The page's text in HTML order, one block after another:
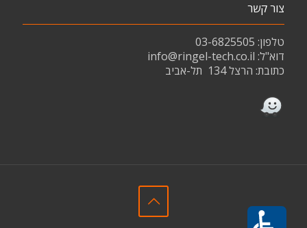
צור קשר
טלפון: 03-6825505
דוא"ל: info@ringel-tech.co.il
כתובת: הרצל 134 תל-אביב